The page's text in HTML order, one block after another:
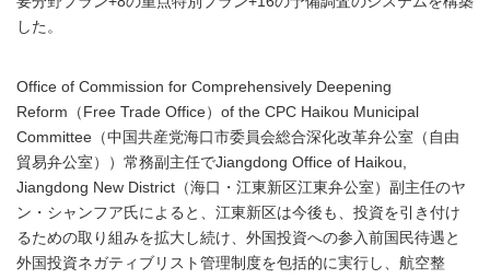
した。
Office of Commission for Comprehensively Deepening
Reform（Free Trade Office）of the CPC Haikou Municipal
Committee（中国共産党海口市委員会総合深化改革弁公室（自由
貿易弁公室））常務副主任でJiangdong Office of Haikou,
Jiangdong New District（海口・江東新区江東弁公室）副主任のヤ
ン・シャンフア氏によると、江東新区は今後も、投資を引き付け
るための取り組みを拡大し続け、外国投資への参入前国民待遇と
外国投資ネガティブリスト管理制度を包括的に実行し、航空整